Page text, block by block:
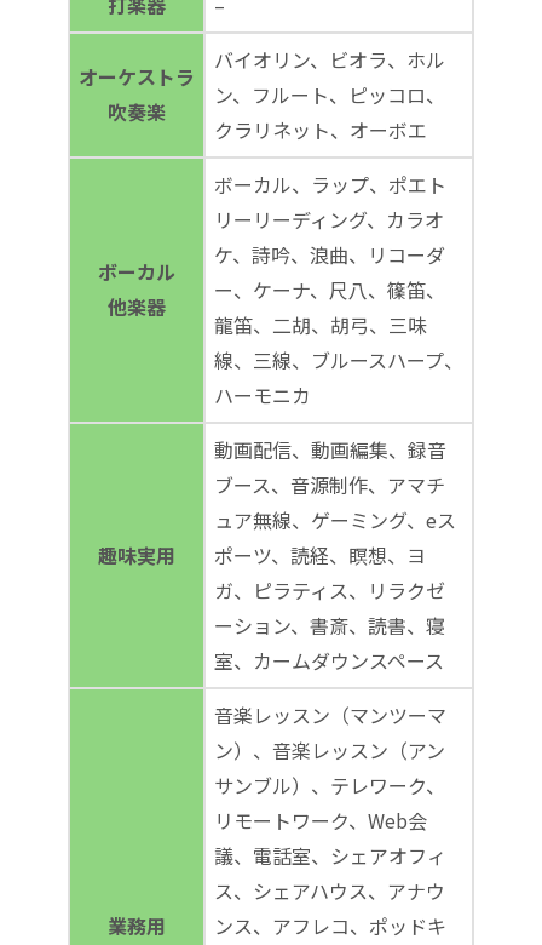
オーケストラ
吹奏楽
バイオリン、ビオラ、ホル
ン、フルート、ピッコロ、
クラリネット、オーボエ
ボーカル
他楽器
ボーカル、ラップ、ポエト
リーリーディング、カラオ
ケ、詩吟、浪曲、リコーダ
ー、ケーナ、尺八、篠笛、
龍笛、二胡、胡弓、三味
線、三線、ブルースハープ、
ハーモニカ
趣味実用
動画配信、動画編集、録音
ブース、音源制作、アマチ
ュア無線、ゲーミング、eス
ポーツ、読経、瞑想、ヨ
ガ、ピラティス、リラクゼ
ーション、書斎、読書、寝
室、カームダウンスペース
業務用
音楽レッスン（マンツーマ
ン）、音楽レッスン（アン
サンブル）、テレワーク、
リモートワーク、Web会
議、電話室、シェアオフィ
ス、シェアハウス、アナウ
ンス、アフレコ、ポッドキ